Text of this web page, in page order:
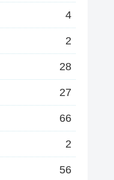
4
2
28
27
66
2
56